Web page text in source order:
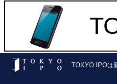
TOKYO IPOは